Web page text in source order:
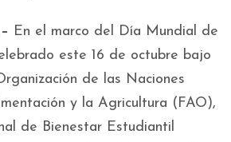
En el marco del Día Mundial de
este 16 de octubre bajo
de las Naciones
y la Agricultura (FAO),
de Bienestar Estudiantil